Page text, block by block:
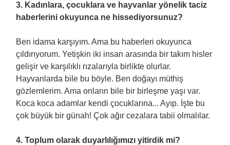
3. Kadınlara, çocuklara ve hayvanlar yönelik taciz
haberlerini okuyunca ne hissediyorsunuz?
Ben idama karşıyım. Ama bu haberleri okuyunca
çıldırıyorum. Yetişkin iki insan arasında bir takım hisler
gelişir ve karşılıklı rızalarıyla birlikte olurlar.
Hayvanlarda bile bu böyle. Ben doğayı müthiş
gözlemlerim. Ama onların bile bir birleşme yaşı var.
Koca koca adamlar kendi çocuklarına... Ayıp. İşte bu
çok büyük bir günah! Çok ağır cezalara tabii olmalılar.
4. Toplum olarak duyarlılığımızı yitirdik mi?